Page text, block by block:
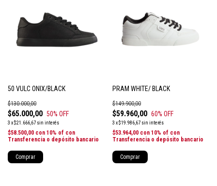
50 VULC ONIX/BLACK
$65.000,00
$130.000,00
50% OFF
3 x$21.666,67 sin interés
$58.500,00 con 10% of con
Transferencia o depósito bancario
Comprar
PRAM WHITE/ BLACK
$59.960,00
$149.900,00
60% OFF
3 x$19.986,67 sin interés
$53.964,00 con 10% of con
Transferencia o depósito bancario
Comprar